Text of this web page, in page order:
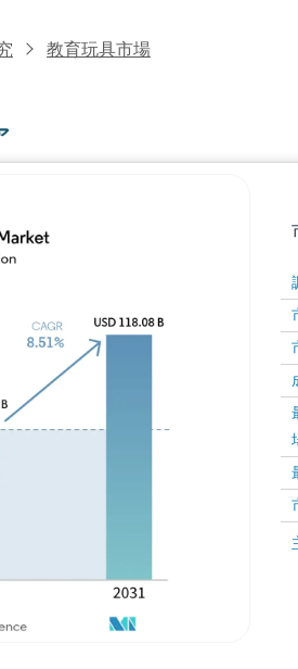
教育玩具市場
画像 © Mordor Intelligence。再利用にはCC BY 4.0